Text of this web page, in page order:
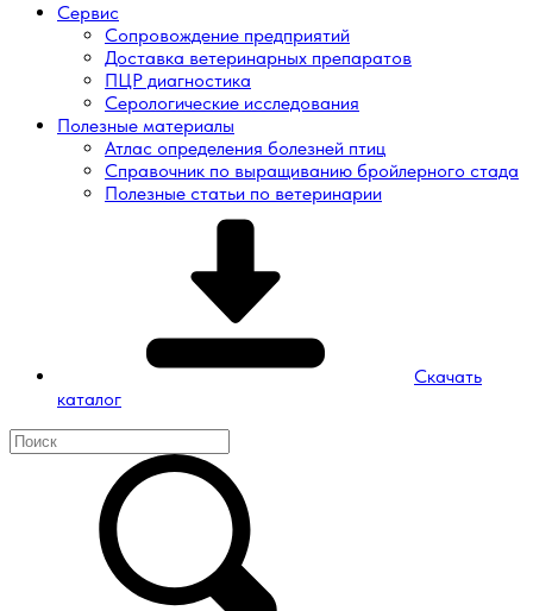
Сервис
Сопровождение предприятий
Доставка ветеринарных препаратов
ПЦР диагностика
Серологические исследования
Полезные материалы
Атлас определения болезней птиц
Справочник по выращиванию бройлерного стада
Полезные статьи по ветеринарии
Скачать
каталог